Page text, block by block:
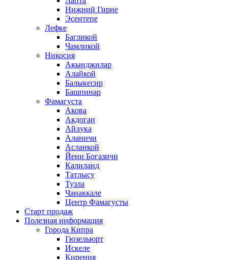
Нижний Гирне
Эсентепе
Лефке
Багликой
Чамликой
Никосия
Акынджилар
Алайкой
Балыкесир
Башпинар
Фамагуста
Акова
Акдоган
Айлука
Аланичи
Асланкой
Йени Богазичи
Калиланд
Татлысу
Тузла
Чанаккале
Центр Фамагусты
Старт продаж
Полезная информация
Города Кипра
Гюзельюрт
Искеле
Кирения